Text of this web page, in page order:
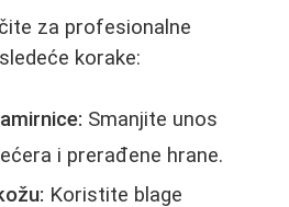
za profesionalne
korake:
Smanjite unos
i prerađene hrane.
Koristite blage